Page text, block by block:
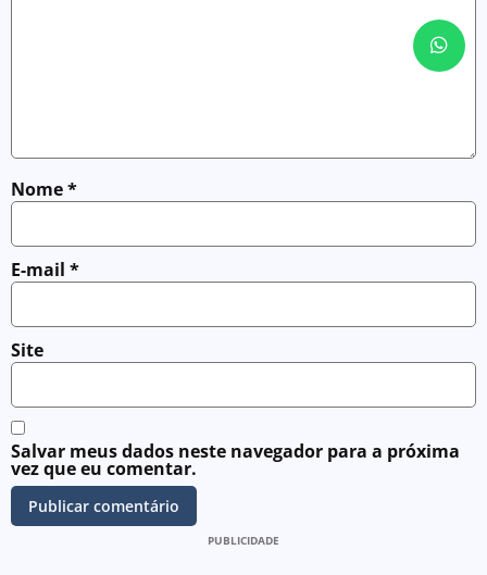
Nome*
E-mail *
Site
Salvar meus dados neste navegador para a próxima
vez que eu comentar.
PUBLICIDADE